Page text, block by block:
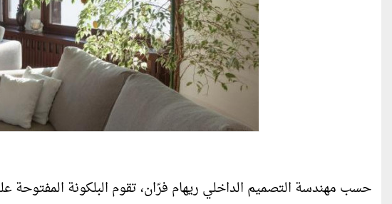
حسب مهندسة التصميم الداخلي ريهام فرّان، تقوم البلكونة المفتوحة